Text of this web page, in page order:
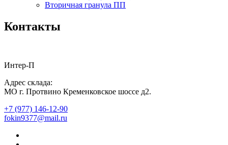
Вторичная гранула ПП
Контакты
Интер-П
Адрес склада:
МО г. Протвино Кременковское шоссе д2.
+7 (977) 146-12-90
fokin9377@mail.ru